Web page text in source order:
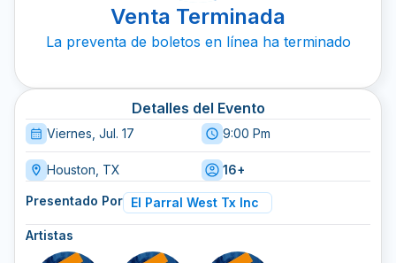
Venta Terminada
La preventa de boletos en línea ha terminado
Detalles del Evento
Viernes, Jul. 17 9:00 Pm
Houston, TX 16+
Presentado Por El Parral West Tx Inc
Artistas